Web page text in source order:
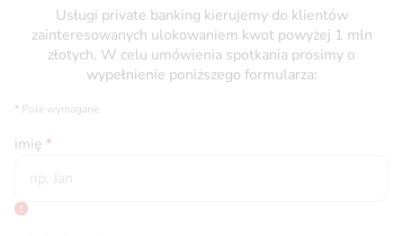
Usługi private banking kierujemy do klientów
zainteresowanych ulokowaniem kwot powyżej 1 mln
złotych. W celu umówienia spotkania prosimy o
wypełnienie poniższego formularza:
* Pole wymagane
imię *